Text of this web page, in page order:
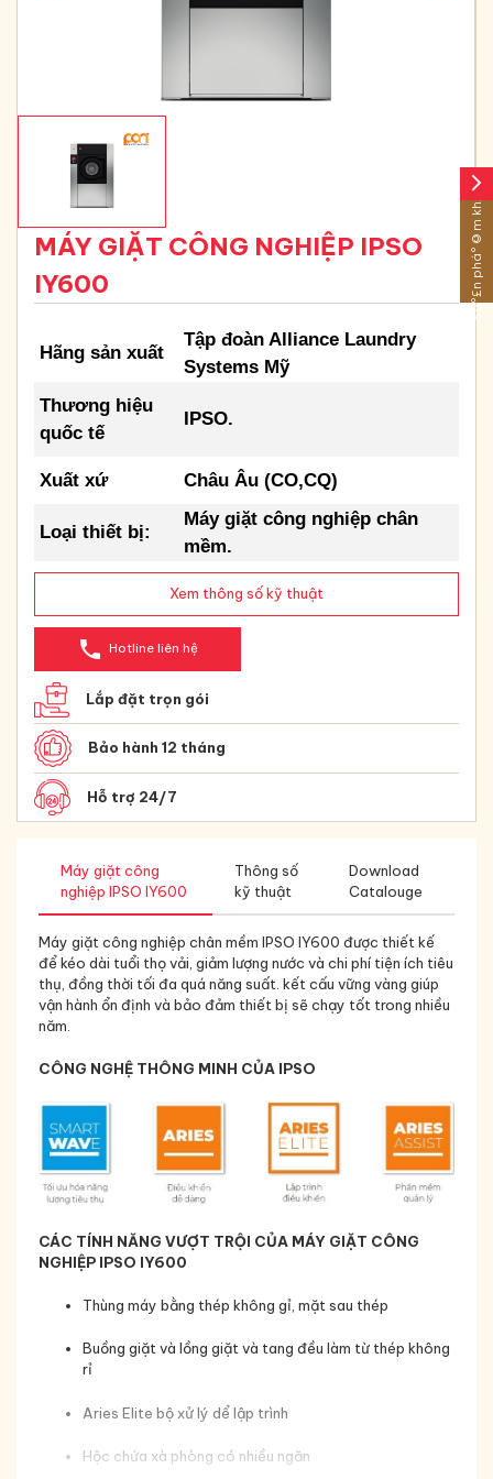
MÁY GIẶT CÔNG NGHIỆP IPSO
IY600
Hãng sản xuất
Tập đoàn Alliance Laundry
Systems Mỹ
Thương hiệu
quốc tế
IPSO.
Xuất xứ Châu Âu (CO,CQ)
Loại thiết bị:
Máy giặt công nghiệp chân
mềm.
Xem thông số kỹ thuật
phone Hotline liên hệ
Lắp đặt trọn gói
Bảo hành 12 tháng
Hỗ trợ 24/7
Máy giặt công
nghiệp IPSO IY600
Thông số
kỹ thuật
Download
Catalouge
Máy giặt công nghiệp chân mềm IPSO IY600 được thiết kế
để kéo dài tuổi thọ vải, giảm lượng nước và chi phí tiện ích tiêu
thụ, đồng thời tối đa quá năng suất. kết cấu vững vàng giúp
vận hành ổn định và bảo đảm thiết bị sẽ chạy tốt trong nhiều
năm.
CÔNG NGHỆ THÔNG MINH CỦA IPSO
CÁC TÍNH NĂNG VƯỢT TRỘI CỦA MÁY GIẶT CÔNG
NGHIỆP IPSO IY600
Thùng máy bằng thép không gỉ, mặt sau thép
Buồng giặt và lồng giặt và tang đều làm từ thép không
rỉ
Aries Elite bộ xử lý dể lập trình
Hộc chứa xà phòng có nhiều ngăn
arrow_forward_ios
Sáº£n pháº©m khÃ¡c